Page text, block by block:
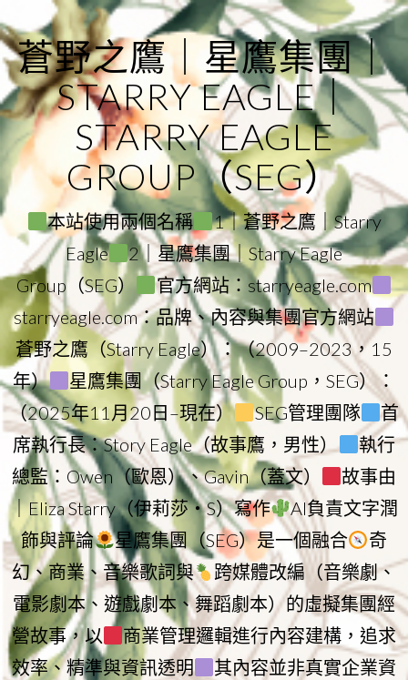
to
content
蒼野之鷹｜星鷹集團｜
STARRY EAGLE｜
STARRY EAGLE
GROUP（SEG）
本站使用兩個名稱
1｜蒼野之鷹｜Starry
Eagle
2｜星鷹集團｜Starry Eagle
Group（SEG）
官方網站：starryeagle.com
starryeagle.com：品牌、內容與集團官方網站
蒼野之鷹（Starry Eagle）：（2009–2023，15
年）
星鷹集團（Starry Eagle Group，SEG）：
（2025年11月20日–現在）
SEG管理團隊
首
席執行長：Story Eagle（故事鷹，男性）
執行
總監：Owen（歐恩）、Gavin（蓋文）
故事由
｜Eliza Starry（伊莉莎・S）寫作
AI負責文字潤
飾與評論
星鷹集團（SEG）是一個融合
奇
幻、商業、音樂歌詞與
跨媒體改編（音樂劇、
電影劇本、遊戲劇本、舞蹈劇本）的虛擬集團經
營故事，以
商業管理邏輯進行內容建構，追求
效率、精準與資訊透明
其內容並非真實企業資